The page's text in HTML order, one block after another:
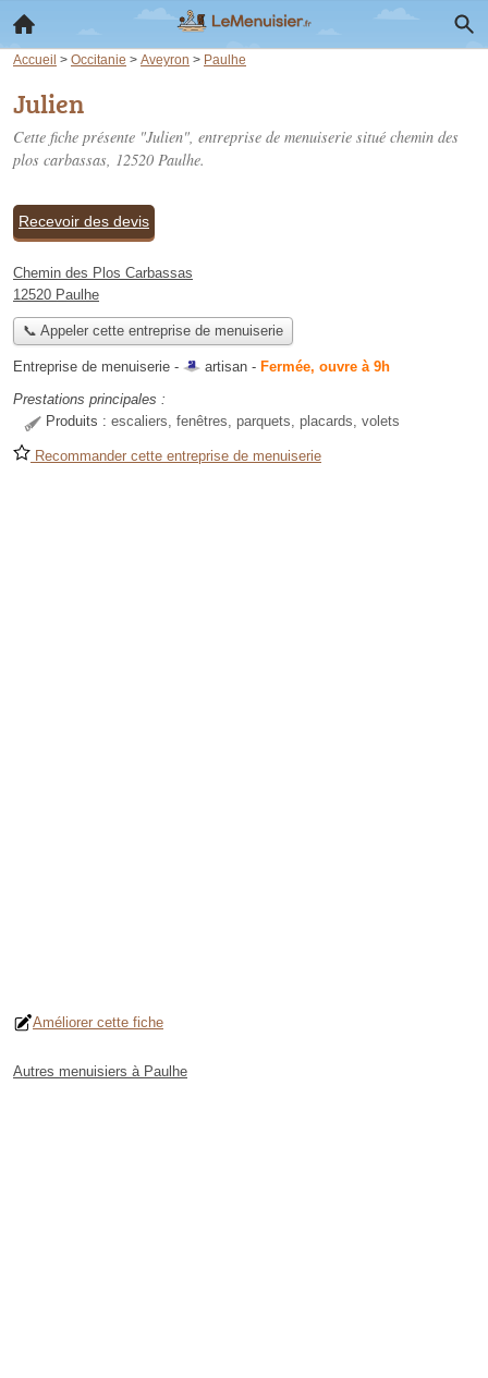
Accueil > Occitanie > Aveyron > Paulhe
Julien
Cette fiche présente "Julien", entreprise de menuiserie situé chemin des
plos carbassas, 12520 Paulhe.
Recevoir des devis
Chemin des Plos Carbassas
12520 Paulhe
📞 Appeler cette entreprise de menuiserie
Entreprise de menuiserie - artisan - Fermée, ouvre à 9h
Prestations principales :
Produits : escaliers, fenêtres, parquets, placards, volets
Recommander cette entreprise de menuiserie
Améliorer cette fiche
Autres menuisiers à Paulhe